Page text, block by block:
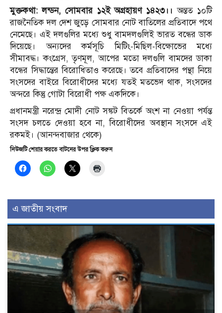
মুক্তকথা: লন্ডন, সোমবার ১২ই অগ্রহায়ণ ১৪২৩।। অন্তত ১০টি
রাজনৈতিক দল দেশ জুড়ে সোমবার নোট বাতিলের প্রতিবাদে পথে
নেমেছে। এই দলগুলির মধ্যে শুধু বামদলগুলিই ভারত বন্ধের ডাক
দিয়েছে। অন্যদের কর্মসূচি মিটিং-মিছিল-বিক্ষোভের মধ্যে
সীমাবদ্ধ। কংগ্রেস, তৃণমূল, আপের মতো দলগুলি বামদের ডাকা
বন্ধের সিদ্ধান্তের বিরোধিতাও করেছে। তবে প্রতিবাদের পন্থা নিয়ে
সংসদের বাইরে বিরোধীদের মধ্যে যতই মতভেদ থাক, সংসদের
অন্দরে কিন্তু গোটা বিরোধী পক্ষ একদিকে।
প্রধানমন্ত্রী নরেন্দ্র মোদী নোট সঙ্কট বিতর্কে অংশ না নেওয়া পর্যন্ত
সংসদ চলতে দেওয়া হবে না, বিরোধীদের অবস্থান সংসদে এই
রকমই। (আনন্দবাজার থেকে)
নিউজটি শেয়ার করতে বাটনের উপর ক্লিক করুন
এ জাতীয় সংবাদ